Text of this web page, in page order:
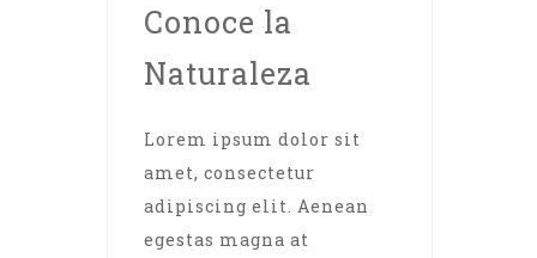
Conoce la
Naturaleza
Lorem ipsum dolor sit
amet, consectetur
adipiscing elit. Aenean
egestas magna at